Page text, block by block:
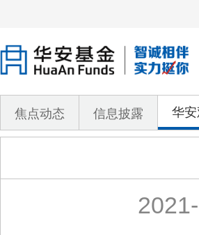
焦点动态 信息披露 华安